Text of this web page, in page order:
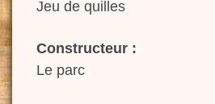
Jeu de quilles
Constructeur :
Le parc